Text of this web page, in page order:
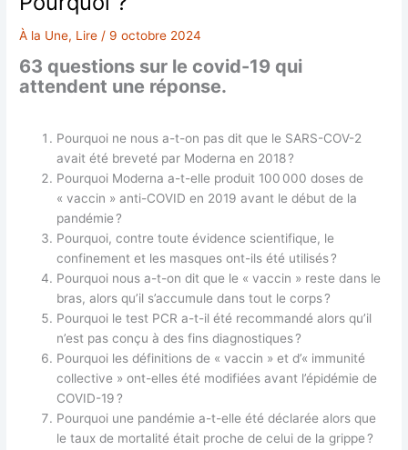
endroits où ça
À la Une, Lire / 9 octobre 2024
63 questions sur le covid-19 qui
attendent une réponse.
Pourquoi ne nous a-t-on pas dit que le SARS-COV-2
avait été breveté par Moderna en 2018 ?
Pourquoi Moderna a-t-elle produit 100 000 doses de
« vaccin » anti-COVID en 2019 avant le début de la
pandémie ?
Pourquoi, contre toute évidence scientifique, le
confinement et les masques ont-ils été utilisés ?
Pourquoi nous a-t-on dit que le « vaccin » reste dans le
bras, alors qu’il s’accumule dans tout le corps ?
Pourquoi le test PCR a-t-il été recommandé alors qu’il
n’est pas conçu à des fins diagnostiques ?
Pourquoi les définitions de « vaccin » et d’« immunité
collective » ont-elles été modifiées avant l’épidémie de
COVID-19 ?
Pourquoi une pandémie a-t-elle été déclarée alors que
le taux de mortalité était proche de celui de la grippe ?